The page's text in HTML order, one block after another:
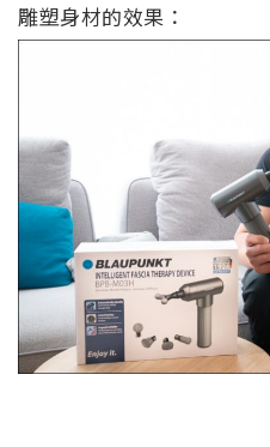
雕塑身材的效果：